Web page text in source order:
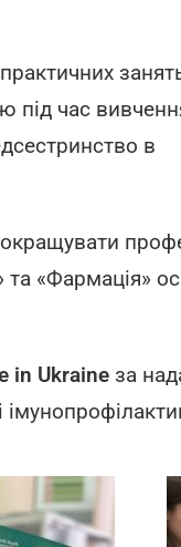
під час
в
«Фармація»
in Ukraine за